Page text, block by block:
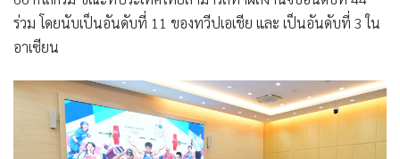
ร่วม โดยนับเป็นอันดับที่ 11 ของทวีปเอเชีย และ เป็นอันดับที่ 3 ใน
อาเซียน